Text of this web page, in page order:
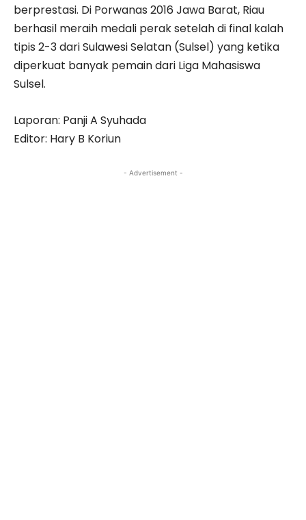
berprestasi. Di Porwanas 2016 Jawa Barat, Riau
berhasil meraih medali perak setelah di final kalah
tipis 2-3 dari Sulawesi Selatan (Sulsel) yang ketika
diperkuat banyak pemain dari Liga Mahasiswa
Sulsel.
Laporan: Panji A Syuhada
Editor: Hary B Koriun
- Advertisement -